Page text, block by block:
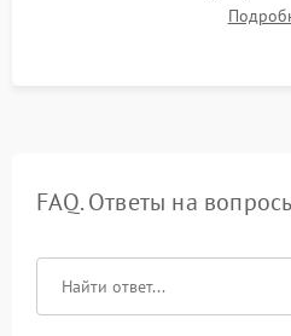
корректности формы
FAQ. Ответы на